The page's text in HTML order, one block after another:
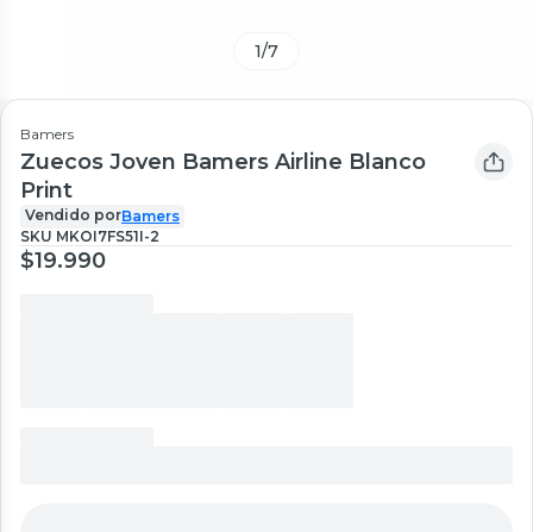
1/7
Bamers
Zuecos Joven Bamers Airline Blanco
Print
Vendido porBamers
SKU MKOI7FS51I-2
$19.990